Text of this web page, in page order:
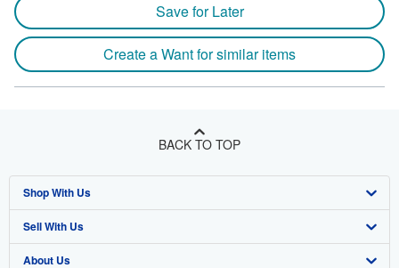
Save for Later
Create a Want for similar items
BACK TO TOP
Shop With Us
Advanced Search
Browse Collections
Sell With Us
Start Selling
About Us